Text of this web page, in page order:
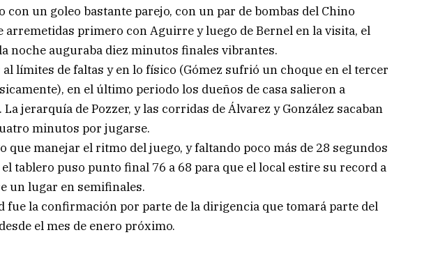
con un goleo bastante parejo, con un par de bombas del Chino
arremetidas primero con Aguirre y luego de Bernel en la visita, el
noche auguraba diez minutos finales vibrantes.
límites de faltas y en lo físico (Gómez sufrió un choque en el tercer
en el último periodo los dueños de casa salieron a
jerarquía de Pozzer, y las corridas de Álvarez y González sacaban
minutos por jugarse.
que manejar el ritmo del juego, y faltando poco más de 28 segundos
tablero puso punto final 76 a 68 para que el local estire su record a
un lugar en semifinales.
fue la confirmación por parte de la dirigencia que tomará parte del
el mes de enero próximo.